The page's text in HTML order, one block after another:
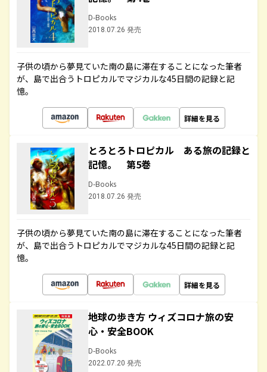
D-Books
2018.07.26 発売
子供の頃から夢見ていた南の島に滞在することになった筆者
が、島で出合うトロピカルでマジカルな45日間の記録と記
憶。
詳細を見る
とろとろトロピカル ある旅の記録と
記憶。 第5巻
D-Books
2018.07.26 発売
子供の頃から夢見ていた南の島に滞在することになった筆者
が、島で出合うトロピカルでマジカルな45日間の記録と記
憶。
詳細を見る
地球の歩き方 ウィズコロナ旅の安
心・安全BOOK
D-Books
2022.07.20 発売